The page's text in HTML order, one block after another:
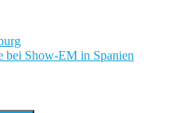
bei Show-EM in Spanien